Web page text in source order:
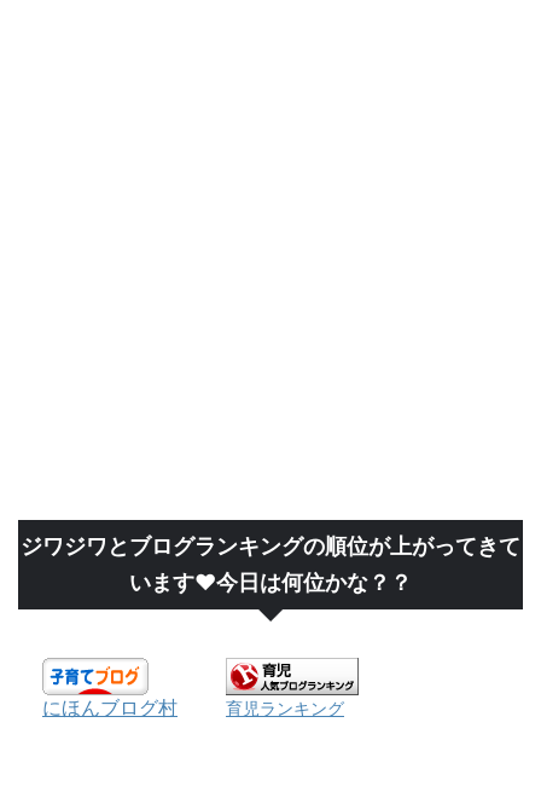
ジワジワとブログランキングの順位が上がってきて
います❤今日は何位かな？？
にほんブログ村 育児ランキング